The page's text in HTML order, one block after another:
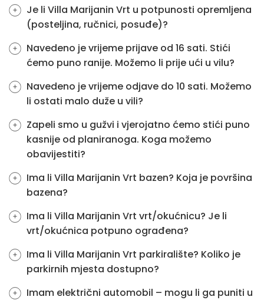
Je li Villa Marijanin Vrt u potpunosti opremljena
(posteljina, ručnici, posuđe)?
Navedeno je vrijeme prijave od 16 sati. Stići
ćemo puno ranije. Možemo li prije ući u vilu?
Navedeno je vrijeme odjave do 10 sati. Možemo
li ostati malo duže u vili?
Zapeli smo u gužvi i vjerojatno ćemo stići puno
kasnije od planiranoga. Koga možemo
obavijestiti?
Ima li Villa Marijanin Vrt bazen? Koja je površina
bazena?
Ima li Villa Marijanin Vrt vrt/okućnicu? Je li
vrt/okućnica potpuno ograđena?
Ima li Villa Marijanin Vrt parkiralište? Koliko je
parkirnih mjesta dostupno?
Imam električni automobil – mogu li ga puniti u